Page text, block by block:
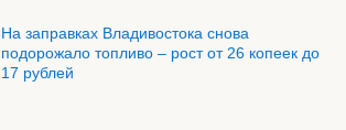
На заправках Владивостока снова
подорожало топливо – рост от 26 копеек до
17 рублей